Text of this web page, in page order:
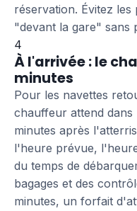
réservation. Évitez les
"devant la gare" sans
4
À l'arrivée : le
minutes
Pour les navettes
chauffeur attend dans
minutes après
l'heure prévue,
du temps de
bagages et des
minutes, un forfait